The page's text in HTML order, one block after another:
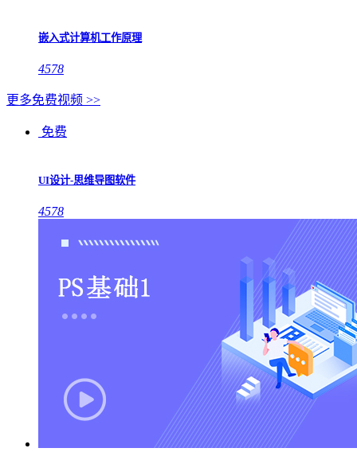
嵌入式计算机工作原理
4578
更多免费视频 >>
免费
UI设计-思维导图软件
4578